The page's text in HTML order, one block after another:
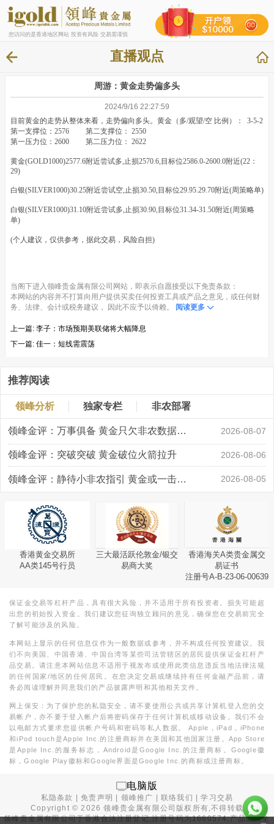
您访问的是香港地区网站 投资有风险 交易需谨慎
直播观点
周游：黄金走势偏多头
2024/9/16 22:27:59
目前黄金的走势从整体来看，走势偏向多头。黄金（多/观望/空 比例）： 3-5-2
第一支撑位：2576 第二支撑位： 2550
第一压力位：2600 第二压力位： 2622
黄金(GOLD1000)2577.6附近尝试多,止损2570.6,目标位2586.0-2600.0附近(22：
29)
白银(SILVER1000)30.25附近尝试空,止损30.50,目标位29.95.29.70附近(周策略单)
白银(SILVER1000)31.10附近尝试多,止损30.90,目标位31.34-31.50附近(周策略
单)
(个人建议，仅供参考，据此交易，风险自担)
当阁下进入领峰贵金属有限公司网站，即表示自愿接受以下免责条款：
本网站的内容并不打算向用户提供买卖任何投资工具或产品之意见，或任何财
务、法律、会计或税务建议， 因此不应予以倚赖。
阅读更多
上一篇: 李子：市场预期美联储将大幅降息
下一篇: 佳一：短线需震荡
推荐阅读
领峰分析 独家专栏 非农部署
领峰金评：万事俱备 黄金只欠非农数据“东风” 2026-08-07
领峰金评：突破突破 黄金破位火箭拉升 2026-08-06
领峰金评：静待小非农指引 黄金或一击破局 2026-08-05
香港黄金交易所
AA类145号行员
三大最活跃伦敦金/银交
易商大奖
香港海关A类贵金属交
易证书
注册号A-B-23-06-00639
保证金交易等杠杆产品，具有很大风险，并不适用于所有投资者。损失可能超
出您的初始投入资金。我们建议您征询独立顾问的意见，确保您在交易前完全
了解可能涉及的风险。
本网站上显示的任何信息仅作为一般数据或参考，并不构成任何投资建议。我
们不向美国、中国香港、中国台湾等某些司法管辖区的居民提供保证金杠杆产
品交易。请注意本网站信息不适用于视发布或使用此类信息违反当地法律法规
的任何国家/地区的任何居民。在您决定交易或继续持有任何金融产品前，请
务必阅读理解并同意我们的产品披露声明和其他相关文件。
网上保安：为了保护您的私隐安全，请不要使用公共或共享计算机登入您的交
易帐户，亦不要于登入帐户后将密码保存于任何计算机或移动设备。我们不会
以电邮方式要求您提供帐户号码和密码等私人数据。 Apple，iPad，iPhone
和iPod touch是Apple Inc.的注册商标并在美国和其他国家注册。App Store
是Apple Inc.的服务标志，Android是Google Inc.的注册商标。Google徽
标，Google Play徽标和Google界面是Google Inc.的商标或注册商标。
电脑版
私隐条款 |免责声明 领峰推广 |联络我们 |学习交易
Copyright ©2026 领峰贵金属有限公司版权所有,不得转载
领峰贵金属有限公司于香港合法注册登记,注册号码为1660574,产品面向全